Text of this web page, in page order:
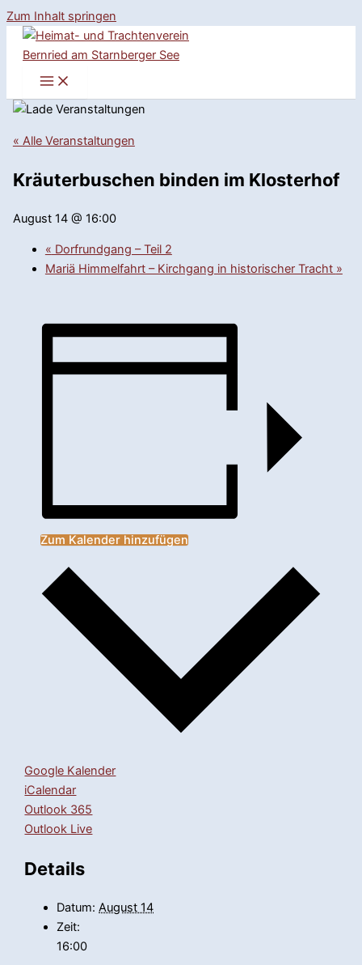
Zum Inhalt springen
« Alle Veranstaltungen
Kräuterbuschen binden im Klosterhof
August 14 @ 16:00
« Dorfrundgang – Teil 2
Mariä Himmelfahrt – Kirchgang in historischer Tracht »
Zum Kalender hinzufügen
Google Kalender
iCalendar
Outlook 365
Outlook Live
Details
Datum: August 14
Zeit:
16:00